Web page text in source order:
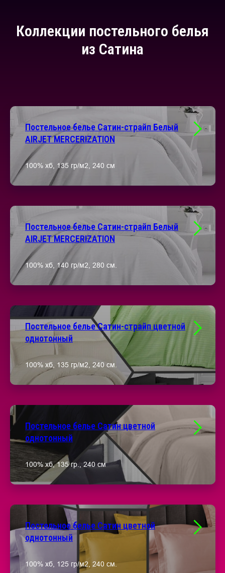
Коллекции постельного белья
из Сатина
Постельное белье Сатин-страйп Белый
AIRJET MERCERIZATION
100% хб, 135 гр/м2, 240 см
Постельное белье Сатин-страйп Белый
AIRJET MERCERIZATION
100% хб, 140 гр/м2, 280 см.
Постельное белье Сатин-страйп цветной
однотонный
100% хб, 135 гр/м2, 240 см.
Постельное белье Сатин цветной
однотонный
100% хб, 135 гр., 240 см
Постельное белье Сатин цветной
однотонный
100% хб, 125 гр/м2, 240 см.